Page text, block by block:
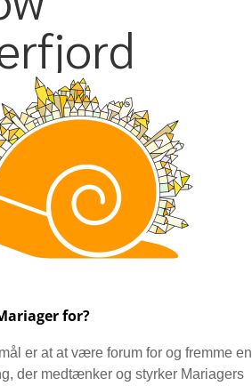
for?
er at at være forum for og fremme en
der medtænker og styrker Mariagers